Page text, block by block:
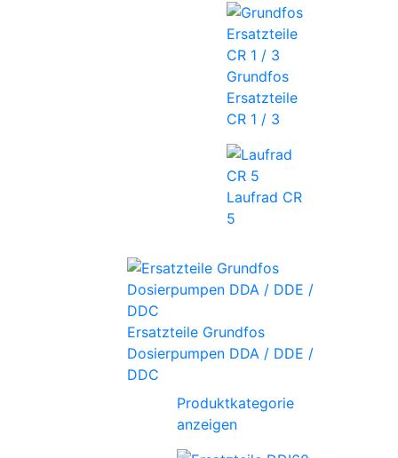
Grundfos
Ersatzteile
CR 1 / 3
Laufrad CR
5
Ersatzteile Grundfos
Dosierpumpen DDA / DDE /
DDC
Produktkategorie
anzeigen